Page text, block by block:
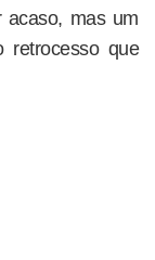
acaso, mas um
retrocesso que